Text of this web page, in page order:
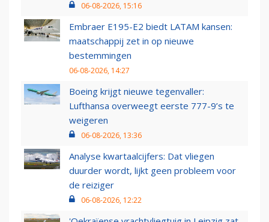
06-08-2026, 15:16
Embraer E195-E2 biedt LATAM kansen:
maatschappij zet in op nieuwe
bestemmingen
06-08-2026, 14:27
Boeing krijgt nieuwe tegenvaller:
Lufthansa overweegt eerste 777-9’s te
weigeren
06-08-2026, 13:36
Analyse kwartaalcijfers: Dat vliegen
duurder wordt, lijkt geen probleem voor
de reiziger
06-08-2026, 12:22